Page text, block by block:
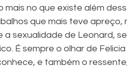
no que existe além
que mais teve apreço,
sexualidade de Leonard,
É sempre o olhar de
e também o